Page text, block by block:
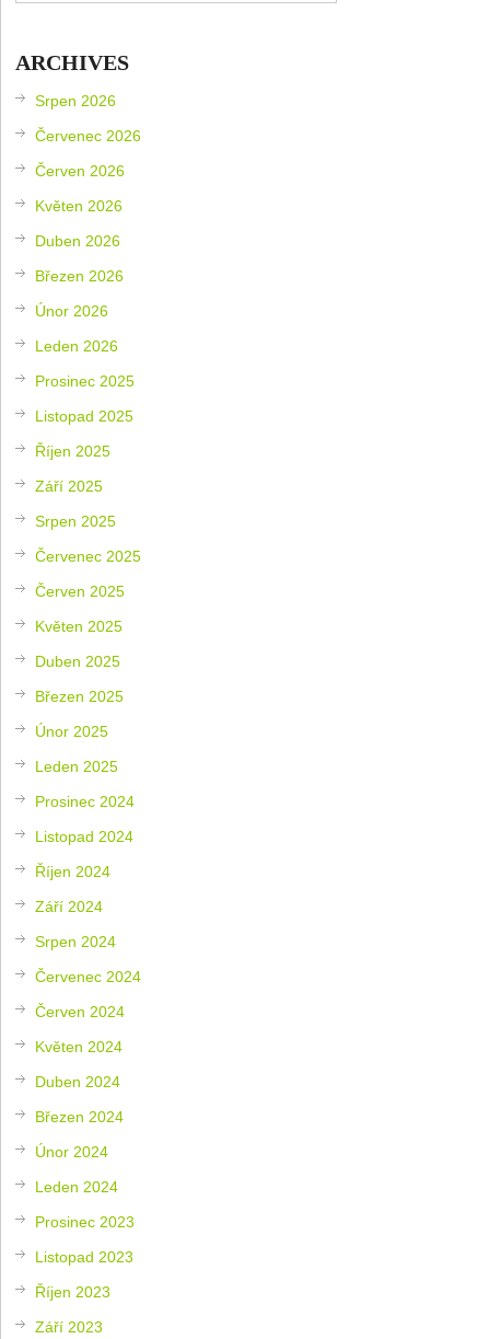
ARCHIVES
Srpen 2026
Červenec 2026
Červen 2026
Květen 2026
Duben 2026
Březen 2026
Únor 2026
Leden 2026
Prosinec 2025
Listopad 2025
Říjen 2025
Září 2025
Srpen 2025
Červenec 2025
Červen 2025
Květen 2025
Duben 2025
Březen 2025
Únor 2025
Leden 2025
Prosinec 2024
Listopad 2024
Říjen 2024
Září 2024
Srpen 2024
Červenec 2024
Červen 2024
Květen 2024
Duben 2024
Březen 2024
Únor 2024
Leden 2024
Prosinec 2023
Listopad 2023
Říjen 2023
Září 2023